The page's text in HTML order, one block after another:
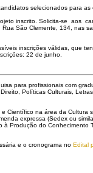
selecionados para as
inscrito. Solicita-se aos
São Clemente, 134, nas
inscrições válidas, que
22 de junho.
para profissionais com
Políticas Culturais,
Científico na área da
expressa (Sedex ou
Produção do
e o cronograma no Edital